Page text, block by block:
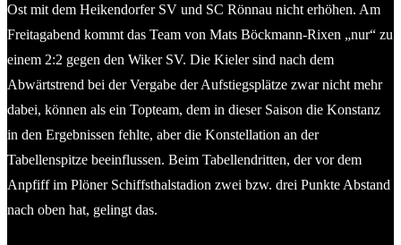
Ost mit dem Heikendorfer SV und SC Rönnau nicht erhöhen. Am
Freitagabend kommt das Team von Mats Böckmann-Rixen „nur“ zu
einem 2:2 gegen den Wiker SV. Die Kieler sind nach dem
Abwärtstrend bei der Vergabe der Aufstiegsplätze zwar nicht mehr
dabei, können als ein Topteam, dem in dieser Saison die Konstanz
in den Ergebnissen fehlte, aber die Konstellation an der
Tabellenspitze beeinflussen. Beim Tabellendritten, der vor dem
Anpfiff im Plöner Schiffsthalstadion zwei bzw. drei Punkte Abstand
nach oben hat, gelingt das.